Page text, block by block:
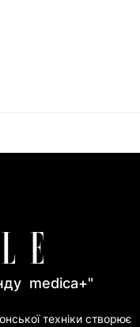
medica+"
техніки створює